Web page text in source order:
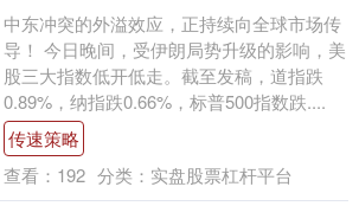
中东冲突的外溢效应，正持续向全球市场传
导！ 今日晚间，受伊朗局势升级的影响，美
股三大指数低开低走。截至发稿，道指跌
0.89%，纳指跌0.66%，标普500指数跌....
传速策略
查看： 192 分类： 实盘股票杠杆平台